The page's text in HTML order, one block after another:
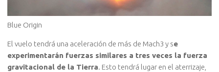
Blue Origin
El vuelo tendrá una aceleración de más de Mach3 y se
experimentarán fuerzas similares a tres veces la fuerza
gravitacional de la Tierra. Esto tendrá lugar en el aterrizaje,